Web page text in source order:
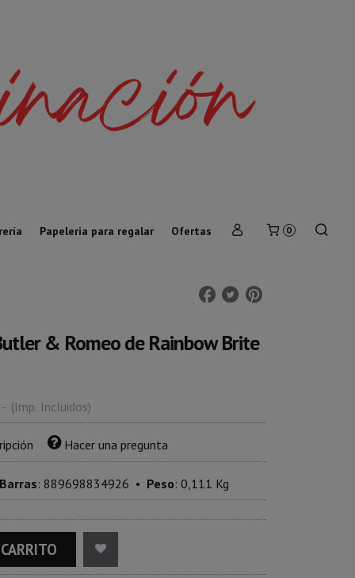
Papeleria para regalar Ofertas 0
& Romeo de Rainbow Brite
- (Imp. Incluidos)
Hacer una pregunta
: 889698834926 • Peso: 0,111 Kg